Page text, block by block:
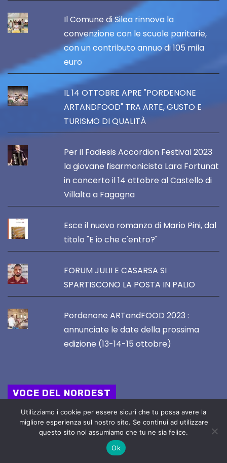
Il Comune di Silea rinnova la
convenzione con le scuole paritarie,
con un contributo annuo di 105 mila
euro
IL 14 OTTOBRE APRE "PORDENONE
ARTANDFOOD" TRA ARTE, GUSTO E
TURISMO DI QUALITÀ
Per il Fadiesis Accordion Festival 2023
la giovane fisarmonicista Lara Fortunat
in concerto il 14 ottobre al Castello di
Villalta a Fagagna
Esce il nuovo romanzo di Mario Pini, dal
titolo "E io che c'entro?"
FORUM JULII E CASARSA SI
SPARTISCONO LA POSTA IN PALIO
Pordenone ARTandFOOD 2023 :
annunciate le date della prossima
edizione (13-14-15 ottobre)
VOCE DEL NORDEST
Direttore Responsabile :
STEFANO SERAFINI
email : redazione@vocedelnordest.it
Utilizziamo i cookie per essere sicuri che tu possa avere la
migliore esperienza sul nostro sito. Se continui ad utilizzare
questo sito noi assumiamo che tu ne sia felice.
Ok